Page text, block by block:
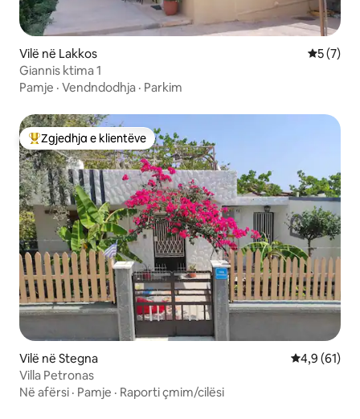
Vilë në Lakkos
5 (7)
Giannis ktima 1
Pamje · Vendndodhja · Parkim
Më të mirat e zgjedhjeve të klientëve
Zgjedhja e klientëve
Vilë në Stegna Vlerësimi
4,9 (61)
Villa Petronas
Në afërsi · Pamje · Raporti çmim/cilësi